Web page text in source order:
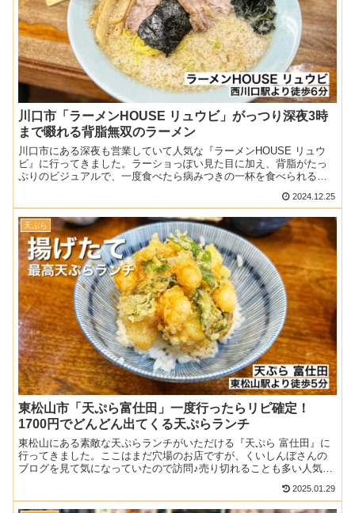
川口市「ラーメンHOUSE リュウビ」がっつり深夜3時
まで啜れる背脂無双のラーメン
川口市にある深夜も営業していて人気な『ラーメンHOUSE リュウ
ビ』に行ってきました。ラーショっぽい見た目に加え、背脂がたっ
ぷりのビジュアルで、一度食べたら病みつきの一杯を食べられるお
2024.12.25
天ぷら
東松山市「天ぷら富仕田」一度行ったらリピ確定！
1700円でどんどん出てくる天ぷらランチ
東松山にある素敵な天ぷらランチがいただける『天ぷら 富仕田』に
行ってきました。ここはまだ穴場のお店ですが、くいしんぼさんの
ブログを見て気になっていたので訪問♪売り切れることも多い人気ラ
2025.01.29